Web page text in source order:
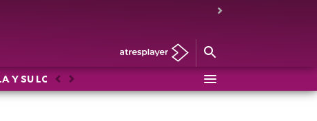
Y SU LOCO MUNDO LOS PROTEGIDOS:
AnteriorSiguiente